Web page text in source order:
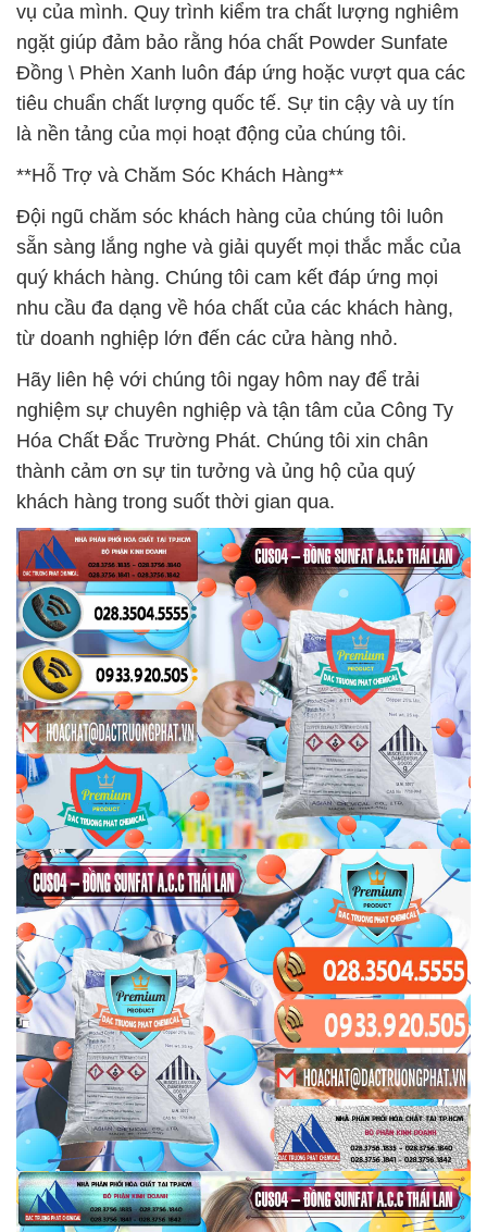
vụ của mình. Quy trình kiểm tra chất lượng nghiêm
ngặt giúp đảm bảo rằng hóa chất Powder Sunfate
Đồng \ Phèn Xanh luôn đáp ứng hoặc vượt qua các
tiêu chuẩn chất lượng quốc tế. Sự tin cậy và uy tín
là nền tảng của mọi hoạt động của chúng tôi.
**Hỗ Trợ và Chăm Sóc Khách Hàng**
Đội ngũ chăm sóc khách hàng của chúng tôi luôn
sẵn sàng lắng nghe và giải quyết mọi thắc mắc của
quý khách hàng. Chúng tôi cam kết đáp ứng mọi
nhu cầu đa dạng về hóa chất của các khách hàng,
từ doanh nghiệp lớn đến các cửa hàng nhỏ.
Hãy liên hệ với chúng tôi ngay hôm nay để trải
nghiệm sự chuyên nghiệp và tận tâm của Công Ty
Hóa Chất Đắc Trường Phát. Chúng tôi xin chân
thành cảm ơn sự tin tưởng và ủng hộ của quý
khách hàng trong suốt thời gian qua.